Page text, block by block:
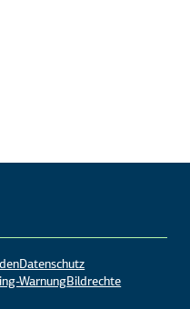
Datenschutz
WarnungBildrechte